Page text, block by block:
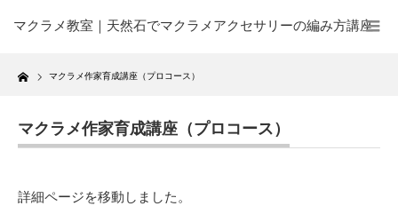
マクラメ教室｜天然石でマクラメアクセサリーの編み方講座
Home マクラメ作家育成講座（プロコース）
マクラメ作家育成講座（プロコース）
詳細ページを移動しました。